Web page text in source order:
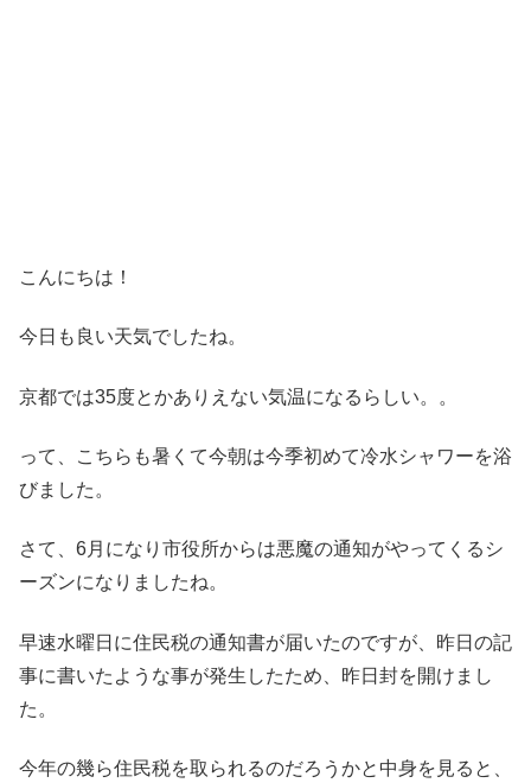
こんにちは！
今日も良い天気でしたね。
京都では35度とかありえない気温になるらしい。。
って、こちらも暑くて今朝は今季初めて冷水シャワーを浴
びました。
さて、6月になり市役所からは悪魔の通知がやってくるシ
ーズンになりましたね。
早速水曜日に住民税の通知書が届いたのですが、昨日の記
事に書いたような事が発生したため、昨日封を開けまし
た。
今年の幾ら住民税を取られるのだろうかと中身を見ると、